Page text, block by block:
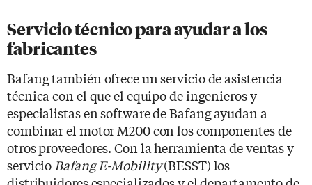
Servicio técnico para ayudar a los
fabricantes
Bafang también ofrece un servicio de asistencia
técnica con el que el equipo de ingenieros y
especialistas en software de Bafang ayudan a
combinar el motor M200 con los componentes de
otros proveedores. Con la herramienta de ventas y
servicio Bafang E-Mobility(BESST) los